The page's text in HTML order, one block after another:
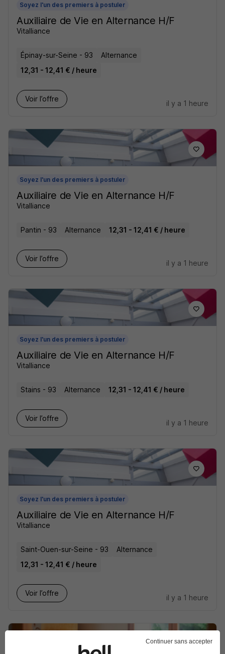
Soyez l'un des premiers à postuler
Auxiliaire de Vie en Alternance H/F
Vitalliance
Épinay-sur-Seine - 93
Alternance
12,31 - 12,41 € / heure
Voir l’offre
il y a 1 heure
Soyez l'un des premiers à postuler
Auxiliaire de Vie en Alternance H/F
Vitalliance
Pantin - 93 Alternance 12,31 - 12,41 € / heure
Voir l’offre
il y a 1 heure
Soyez l'un des premiers à postuler
Auxiliaire de Vie en Alternance H/F
Vitalliance
Stains - 93 Alternance 12,31 - 12,41 € / heure
Voir l’offre
il y a 1 heure
Soyez l'un des premiers à postuler
Auxiliaire de Vie en Alternance H/F
Vitalliance
Saint-Ouen-sur-Seine - 93
Alternance
12,31 - 12,41 € / heure
Voir l’offre
il y a 1 heure
Continuer sans accepter